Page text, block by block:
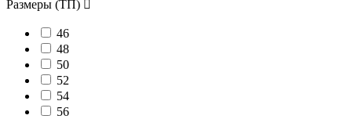
Размеры (ТП) 
46
48
50
52
54
56